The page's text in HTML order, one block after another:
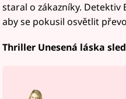
staral o zákazníky.
aby se pokusil osvětlit
Thriller Unesená láska